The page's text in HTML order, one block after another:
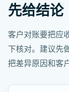
先给结论
客户对账要把应
下核对。建议先
把差异原因和客